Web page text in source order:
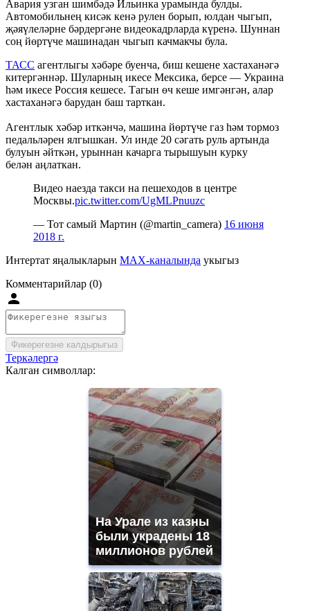
Авария узган шимбәдә Ильинка урамында булды.
Автомобильнең кисәк кенә рулен борып, юлдан чыгып,
җәяүлеләрне бәрдергәне видеокадрларда күренә. Шуннан
соң йөртүче машинадан чыгып качмакчы була.
ТАСС агентлыгы хәбәре буенча, биш кешене хастаханәгә
китергәннәр. Шуларның икесе Мексика, берсе — Украина
һәм икесе Россия кешесе. Тагын өч кеше имгәнгән, алар
хастаханәгә барудан баш тарткан.
Агентлык хәбәр иткәнчә, машина йөртүче газ һәм тормоз
педальләрен ялгышкан. Ул инде 20 сәгать руль артында
булуын әйткән, урыннан качарга тырышуын курку
белән аңлаткан.
Видео наезда такси на пешеходов в центре
Москвы.pic.twitter.com/UgMLPnuuzc
— Тот самый Мартин (@martin_camera) 16 июня
2018 г.
Интертат яңалыкларын MAX-каналында укыгыз
Комментарийлар (0)
Фикерегезне калдырыгыз
Теркәлергә
Калган символлар:
На Урале из казны
были украдены 18
миллионов рублей